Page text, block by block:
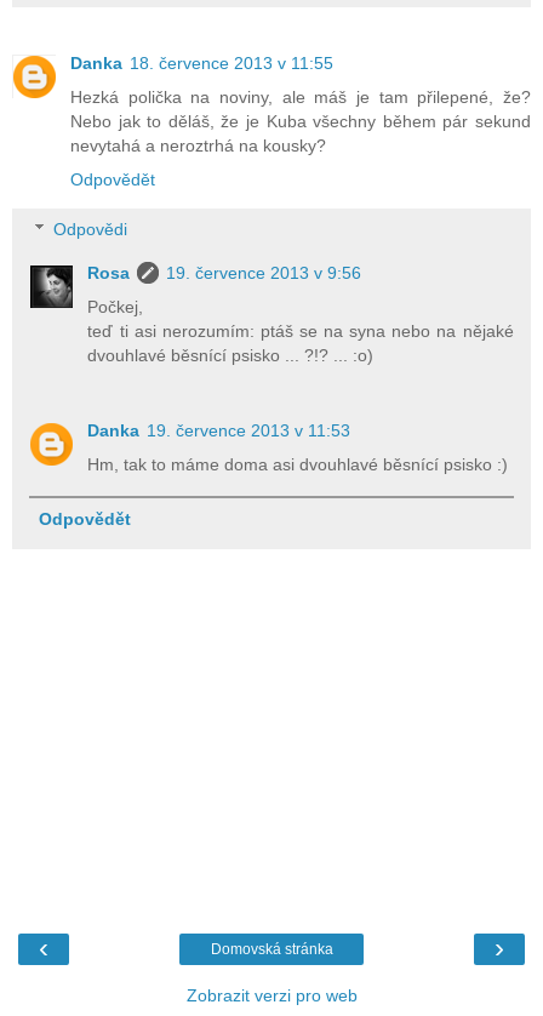
Danka 18. července 2013 v 11:55
Hezká polička na noviny, ale máš je tam přilepené, že?
Nebo jak to děláš, že je Kuba všechny během pár sekund
nevytahá a neroztrhá na kousky?
Odpovědět
Odpovědi
Rosa
19. července 2013 v 9:56
Počkej,
teď ti asi nerozumím: ptáš se na syna nebo na nějaké
dvouhlavé běsnící psisko ... ?!? ... :o)
Danka 19. července 2013 v 11:53
Hm, tak to máme doma asi dvouhlavé běsnící psisko :)
Odpovědět
‹ ›
Domovská stránka
Zobrazit verzi pro web